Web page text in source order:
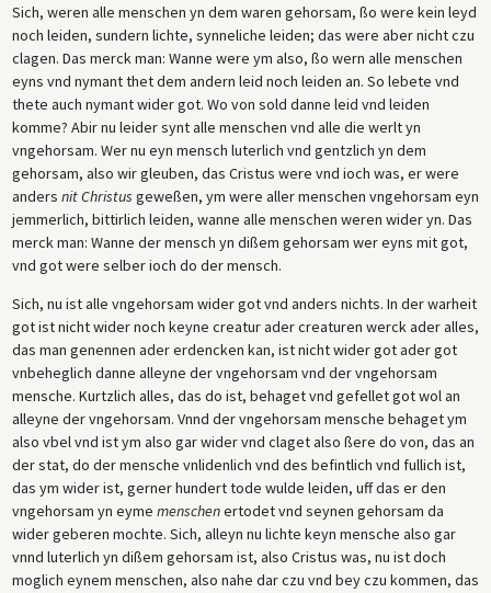
Sich, weren alle menschen yn dem waren gehorsam, ßo were kein leyd
noch leiden, sundern lichte, synneliche leiden; das were aber nicht czu
clagen. Das merck man: Wanne were ym also, ßo wern alle menschen
eyns vnd nymant thet dem andern leid noch leiden an. So lebete vnd
thete auch nymant wider got. Wo von sold danne leid vnd leiden
komme? Abir nu leider synt alle menschen vnd alle die werlt yn
vngehorsam. Wer nu eyn mensch luterlich vnd gentzlich yn dem
gehorsam, also wir gleuben, das Cristus were vnd ioch was, er were
anders nit Christus geweßen, ym were aller menschen vngehorsam eyn
jemmerlich, bittirlich leiden, wanne alle menschen weren wider yn. Das
merck man: Wanne der mensch yn dißem gehorsam wer eyns mit got,
vnd got were selber ioch do der mensch.
Sich, nu ist alle vngehorsam wider got vnd anders nichts. In der warheit
got ist nicht wider noch keyne creatur ader creaturen werck ader alles,
das man genennen ader erdencken kan, ist nicht wider got ader got
vnbeheglich danne alleyne der vngehorsam vnd der vngehorsam
mensche. Kurtzlich alles, das do ist, behaget vnd gefellet got wol an
alleyne der vngehorsam. Vnnd der vngehorsam mensche behaget ym
also vbel vnd ist ym also gar wider vnd claget also ßere do von, das an
der stat, do der mensche vnlidenlich vnd des befintlich vnd fullich ist,
das ym wider ist, gerner hundert tode wulde leiden, uff das er den
vngehorsam yn eyme menschenertodet vnd seynen gehorsam da
wider geberen mochte. Sich, alleyn nu lichte keyn mensche also gar
vnnd luterlich yn dißem gehorsam ist, also Cristus was, nu ist doch
moglich eynem menschen, also nahe dar czu vnd bey czu kommen, das